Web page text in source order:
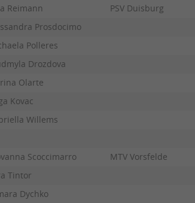
Reimann PSV Duisburg
Prosdocimo
Polleres
Drozdova
Olarte
Kovac
Willems
Scoccimarro MTV Vorsfelde
Tintor
Dychko